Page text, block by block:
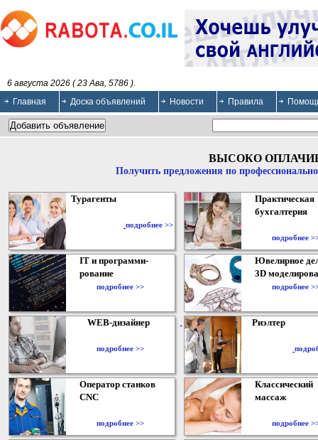
6 августа 2026 ( 23 Ава, 5786 ).
Главная
Доска объявлений Новости Правила
ВЫСОКО
Получить предложения по
Турагенты
подробнее >>
Практическая
бухгалтерия
подробнее
IT и программи-
рование
подробнее >>
Ювелирное
3D
подробнее
WEB-дизайнер
подробнее >>
Риэлтер
Оператор станков
CNC
подробнее >>
Классический
массаж
подробнее